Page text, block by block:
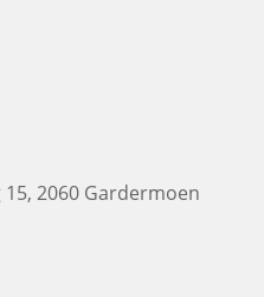
2060 Gardermoen